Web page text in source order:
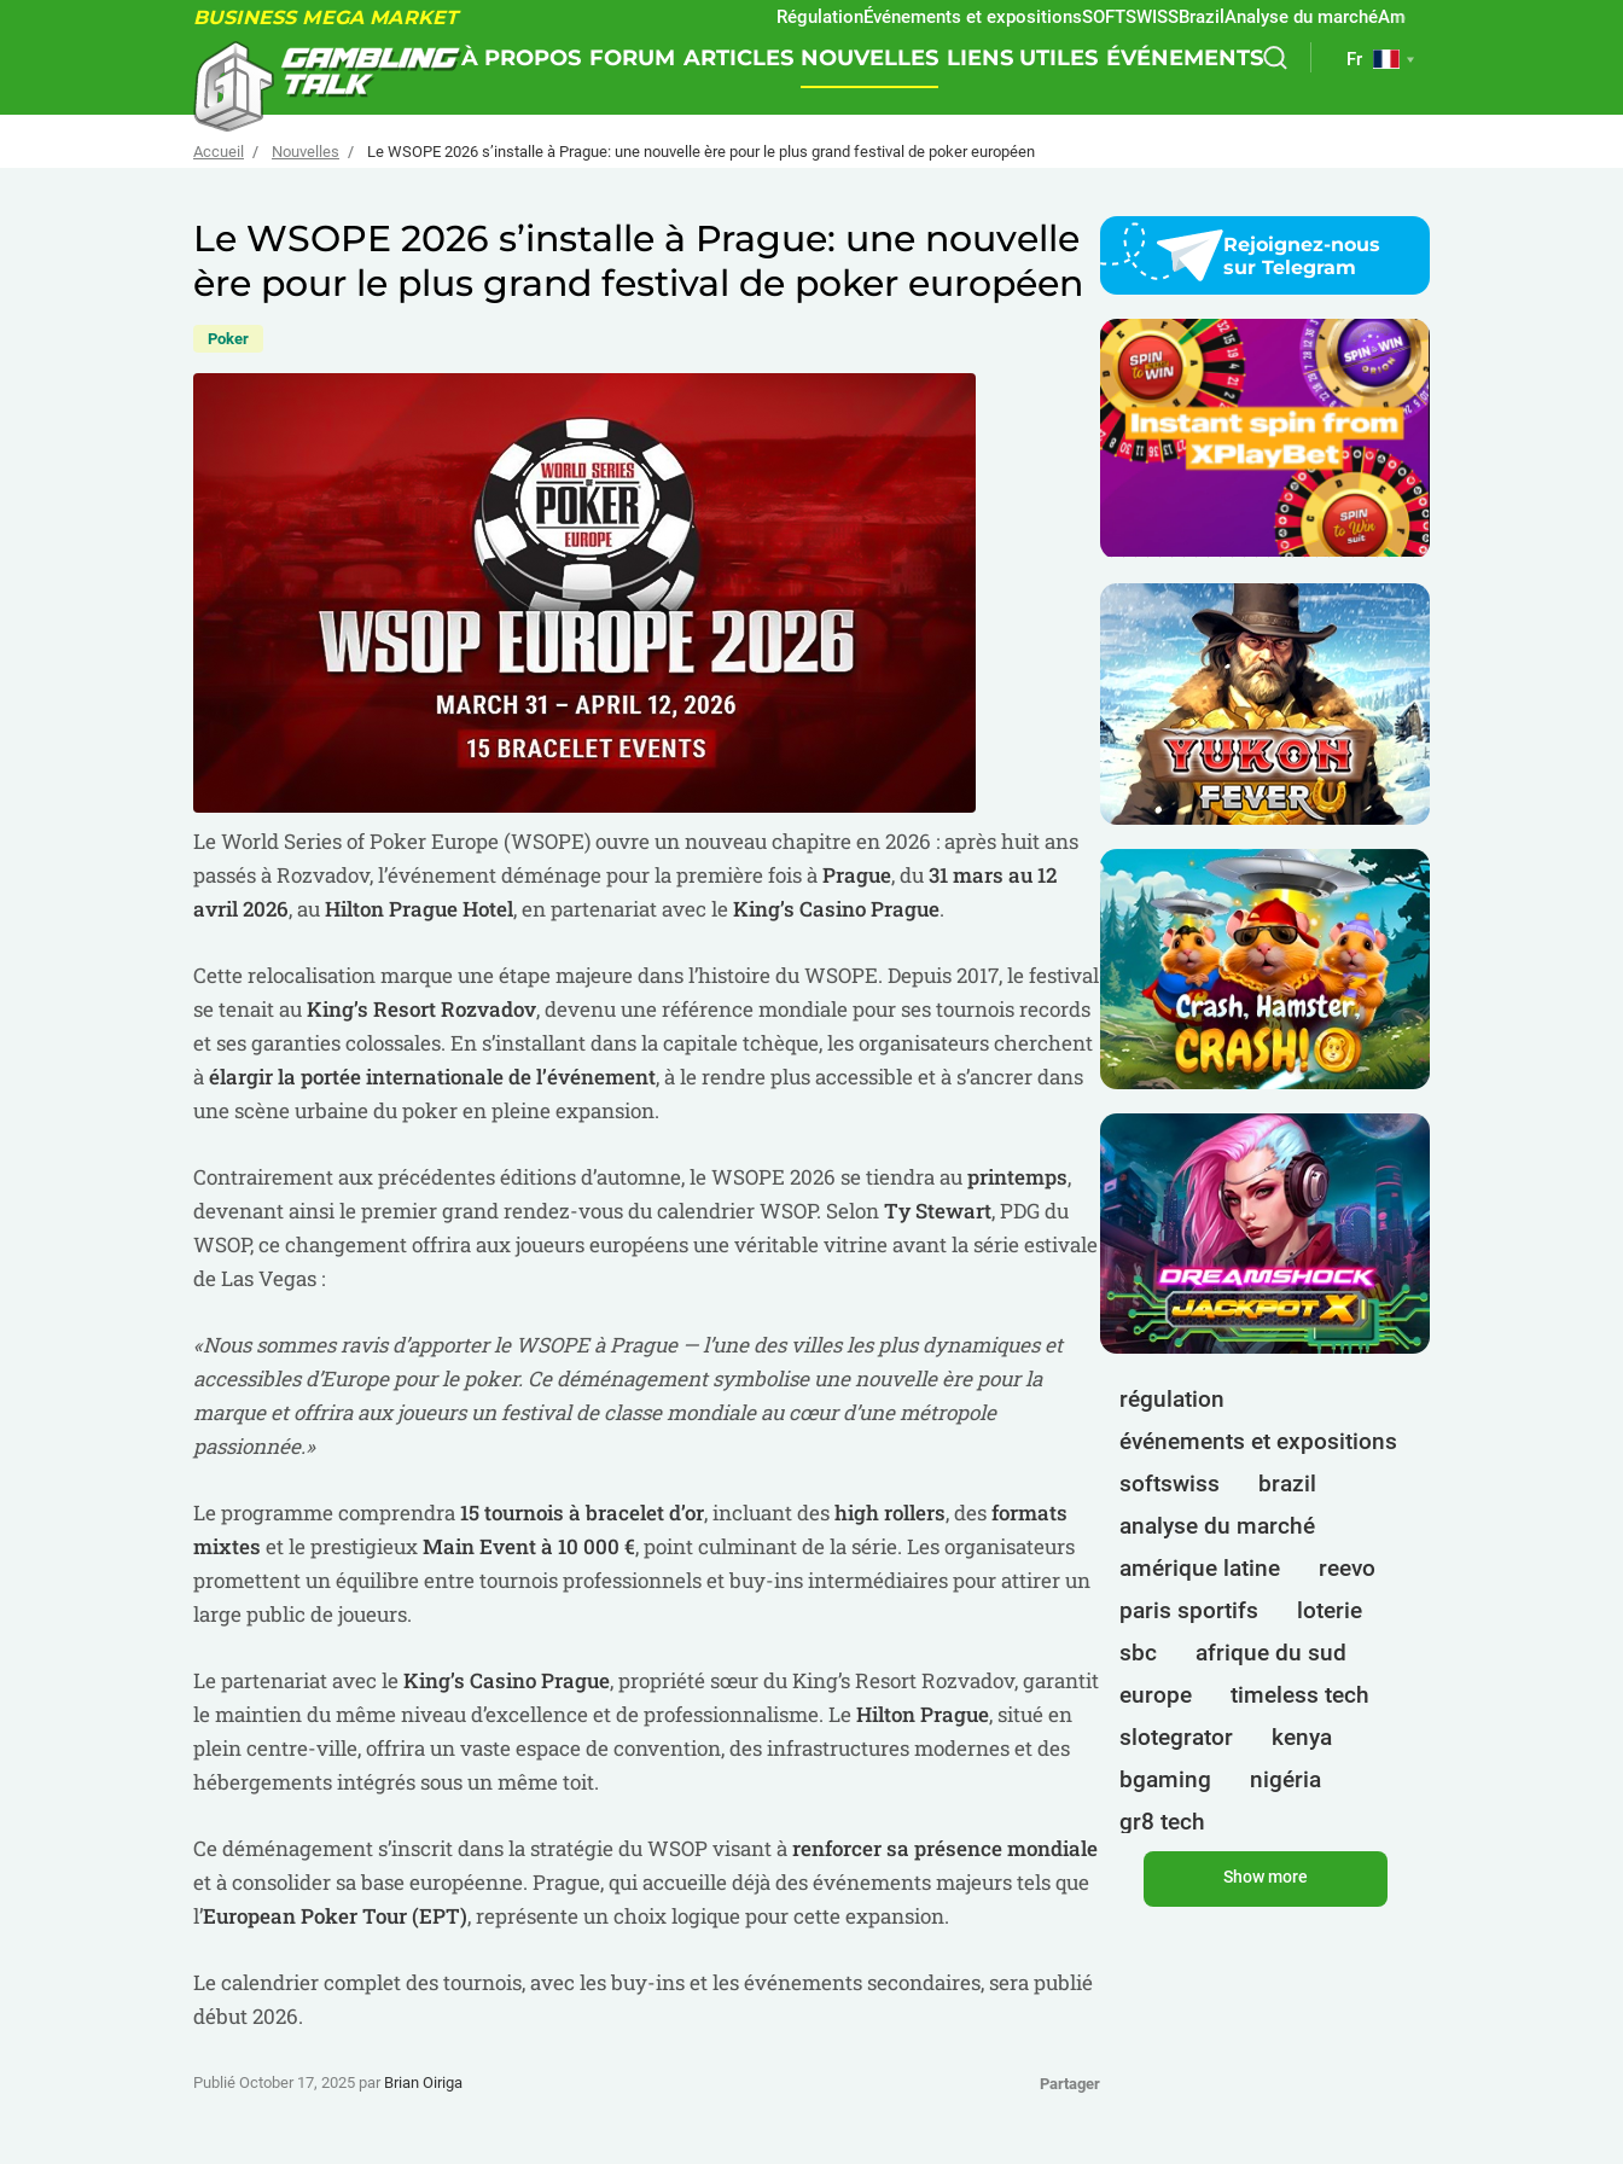
BUSINESS MEGA MARKET RégulationÉvénements et expositionsSOFTSWISSBrazilAnalyse du marchéAmérique latine
À PROPOS FORUM ARTICLES NOUVELLES LIENS UTILES ÉVÉNEMENTS Fr
Accueil Nouvelles Le WSOPE 2026 s’installe à Prague: une nouvelle ère pour le plus grand festival de poker européen
Le WSOPE 2026 s’installe à Prague: une nouvelle
ère pour le plus grand festival de poker européen
Poker
Le World Series of Poker Europe (WSOPE) ouvre un nouveau chapitre en 2026 : après huit ans
passés à Rozvadov, l’événement déménage pour la première fois àPrague, du31 mars au 12
avril 2026, auHilton Prague Hotel, en partenariat avec le King’s Casino Prague.
Cette relocalisation marque une étape majeure dans l’histoire du WSOPE. Depuis 2017, le festival
se tenait auKing’s Resort Rozvadov, devenu une référence mondiale pour ses tournois records
et ses garanties colossales. En s’installant dans la capitale tchèque, les organisateurs cherchent
àélargir la portée internationale de l’événement, à le rendre plus accessible et à s’ancrer dans
une scène urbaine du poker en pleine expansion.
Contrairement aux précédentes éditions d’automne, le WSOPE 2026 se tiendra auprintemps,
devenant ainsi le premier grand rendez-vous du calendrier WSOP. SelonTy Stewart, PDG du
WSOP, ce changement offrira aux joueurs européens une véritable vitrine avant la série estivale
de Las Vegas :
«Nous sommes ravis d’apporter le WSOPE à Prague — l’une des villes les plus dynamiques et
accessibles d’Europe pour le poker. Ce déménagement symbolise une nouvelle ère pour la
marque et offrira aux joueurs un festival de classe mondiale au cœur d’une métropole
passionnée.»
Le programme comprendra15 tournois à bracelet d’or, incluant deshigh rollers, desformats
mixtes et le prestigieuxMain Event à 10 000 €, point culminant de la série. Les organisateurs
promettent un équilibre entre tournois professionnels et buy-ins intermédiaires pour attirer un
large public de joueurs.
Le partenariat avec le King’s Casino Prague, propriété sœur du King’s Resort Rozvadov, garantit
le maintien du même niveau d’excellence et de professionnalisme. Le Hilton Prague, situé en
plein centre-ville, offrira un vaste espace de convention, des infrastructures modernes et des
hébergements intégrés sous un même toit.
Ce déménagement s’inscrit dans la stratégie du WSOP visant àrenforcer sa présence mondiale
et à consolider sa base européenne. Prague, qui accueille déjà des événements majeurs tels que
l’European Poker Tour (EPT), représente un choix logique pour cette expansion.
Le calendrier complet des tournois, avec les buy-ins et les événements secondaires, sera publié
début 2026.
Publié October 17, 2025 par Brian Oiriga Partager
Rejoignez-nous
sur Telegram
régulation
événements et expositions
softswiss
brazil
analyse du marché
amérique latine
reevo
paris sportifs
loterie
sbc
afrique du sud
europe
timeless tech
slotegrator
kenya
bgaming
nigéria
gr8 tech
cryptomonnaies
ouganda
ct interactive
Show more